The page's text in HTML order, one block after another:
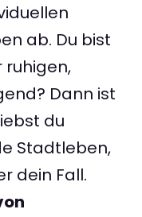
ab. Du bist
ruhigen,
Dann ist
du
Stadtleben,
dein Fall.